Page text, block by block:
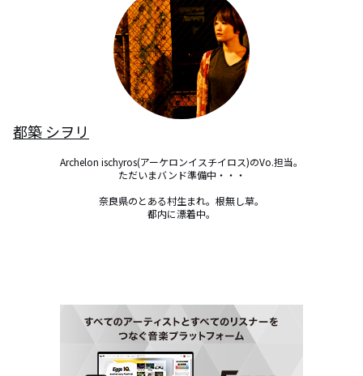
都築 シヲリ
Archelon ischyros(アーケロンイスチイロス)のVo.担当。
ただいまバンド準備中・・・
奈良県のとある村生まれ。根無し草。
都内に漂着中。